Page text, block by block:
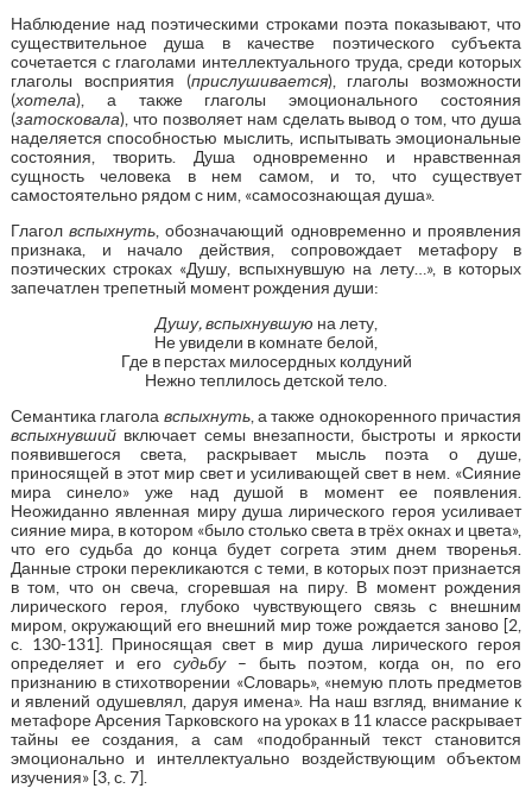
Наблюдение над поэтическими строками поэта показывают, что
существительное душа в качестве поэтического субъекта
сочетается с глаголами интеллектуального труда, среди которых
глаголы восприятия (прислушивается), глаголы возможности
(хотела), а также глаголы эмоционального состояния
(затосковала), что позволяет нам сделать вывод о том, что душа
наделяется способностью мыслить, испытывать эмоциональные
состояния, творить. Душа одновременно и нравственная
сущность человека в нем самом, и то, что существует
самостоятельно рядом с ним, «самосознающая душа».
Глаголвспыхнуть , обозначающий одновременно и проявления
признака, и начало действия, сопровождает метафору в
поэтических строках «Душу, вспыхнувшую на лету…», в которых
запечатлен трепетный момент рождения души:
Душу, вспыхнувшую на лету,
Не увидели в комнате белой,
Где в перстах милосердных колдуний
Нежно теплилось детской тело.
Семантика глагола вспыхнуть, а также однокоренного причастия
вспыхнувшийвключает семы внезапности, быстроты и яркости
появившегося света, раскрывает мысль поэта о душе,
приносящей в этот мир свет и усиливающей свет в нем. «Сияние
мира синело» уже над душой в момент ее появления.
Неожиданно явленная миру душа лирического героя усиливает
сияние мира, в котором «было столько света в трёх окнах и цвета»,
что его судьба до конца будет согрета этим днем творенья.
Данные строки перекликаются с теми, в которых поэт признается
в том, что он свеча, сгоревшая на пиру. В момент рождения
лирического героя, глубоко чувствующего связь с внешним
миром, окружающий его внешний мир тоже рождается заново [2,
с. 130-131]. Приносящая свет в мир душа лирического героя
определяет и его судьбу– быть поэтом, когда он, по его
признанию в стихотворении «Словарь», «немую плоть предметов
и явлений одушевлял, даруя имена». На наш взгляд, внимание к
метафоре Арсения Тарковского на уроках в 11 классе раскрывает
тайны ее создания, а сам «подобранный текст становится
эмоционально и интеллектуально воздействующим объектом
изучения» [3, с. 7].